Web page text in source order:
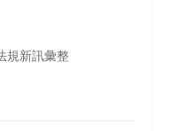
規新訊彙整